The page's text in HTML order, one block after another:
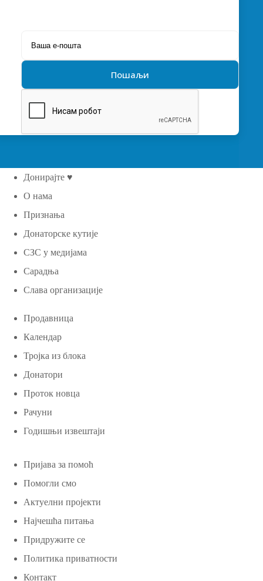
Донирајте ♥
О нама
Признања
Донаторске кутије
СЗС у медијама
Сарадња
Слава организације
Продавница
Календар
Тројка из блока
Донатори
Проток новца
Рачуни
Годишњи извештаји
Пријава за помоћ
Помогли смо
Актуелни пројекти
Најчешћа питања
Придружите се
Политика приватности
Контакт